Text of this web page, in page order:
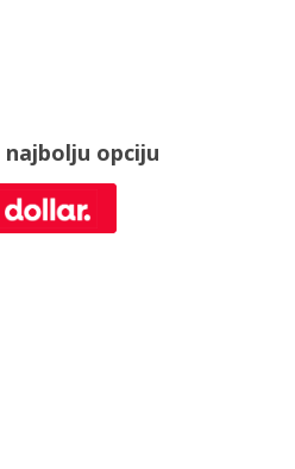
najbolju opciju